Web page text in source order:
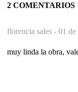
2 COMENTARIOS
florencia sales - 01
muy linda la obra,